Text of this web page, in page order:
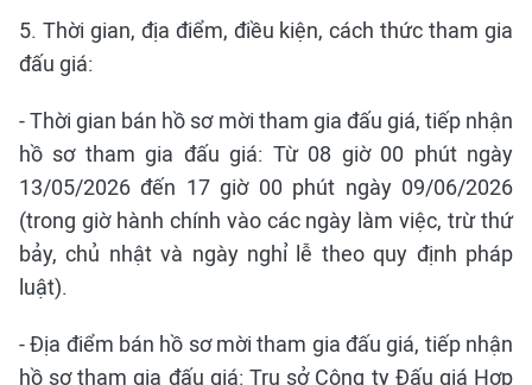
5. Thời gian, địa điểm, điều kiện, cách thức tham gia
đấu giá:
- Thời gian bán hồ sơ mời tham gia đấu giá, tiếp nhận
hồ sơ tham gia đấu giá: Từ 08 giờ 00 phút ngày
13/05/2026 đến 17 giờ 00 phút ngày 09/06/2026
(trong giờ hành chính vào các ngày làm việc, trừ thứ
bảy, chủ nhật và ngày nghỉ lễ theo quy định pháp
luật).
- Địa điểm bán hồ sơ mời tham gia đấu giá, tiếp nhận
hồ sơ tham gia đấu giá: Trụ sở Công ty Đấu giá Hợp